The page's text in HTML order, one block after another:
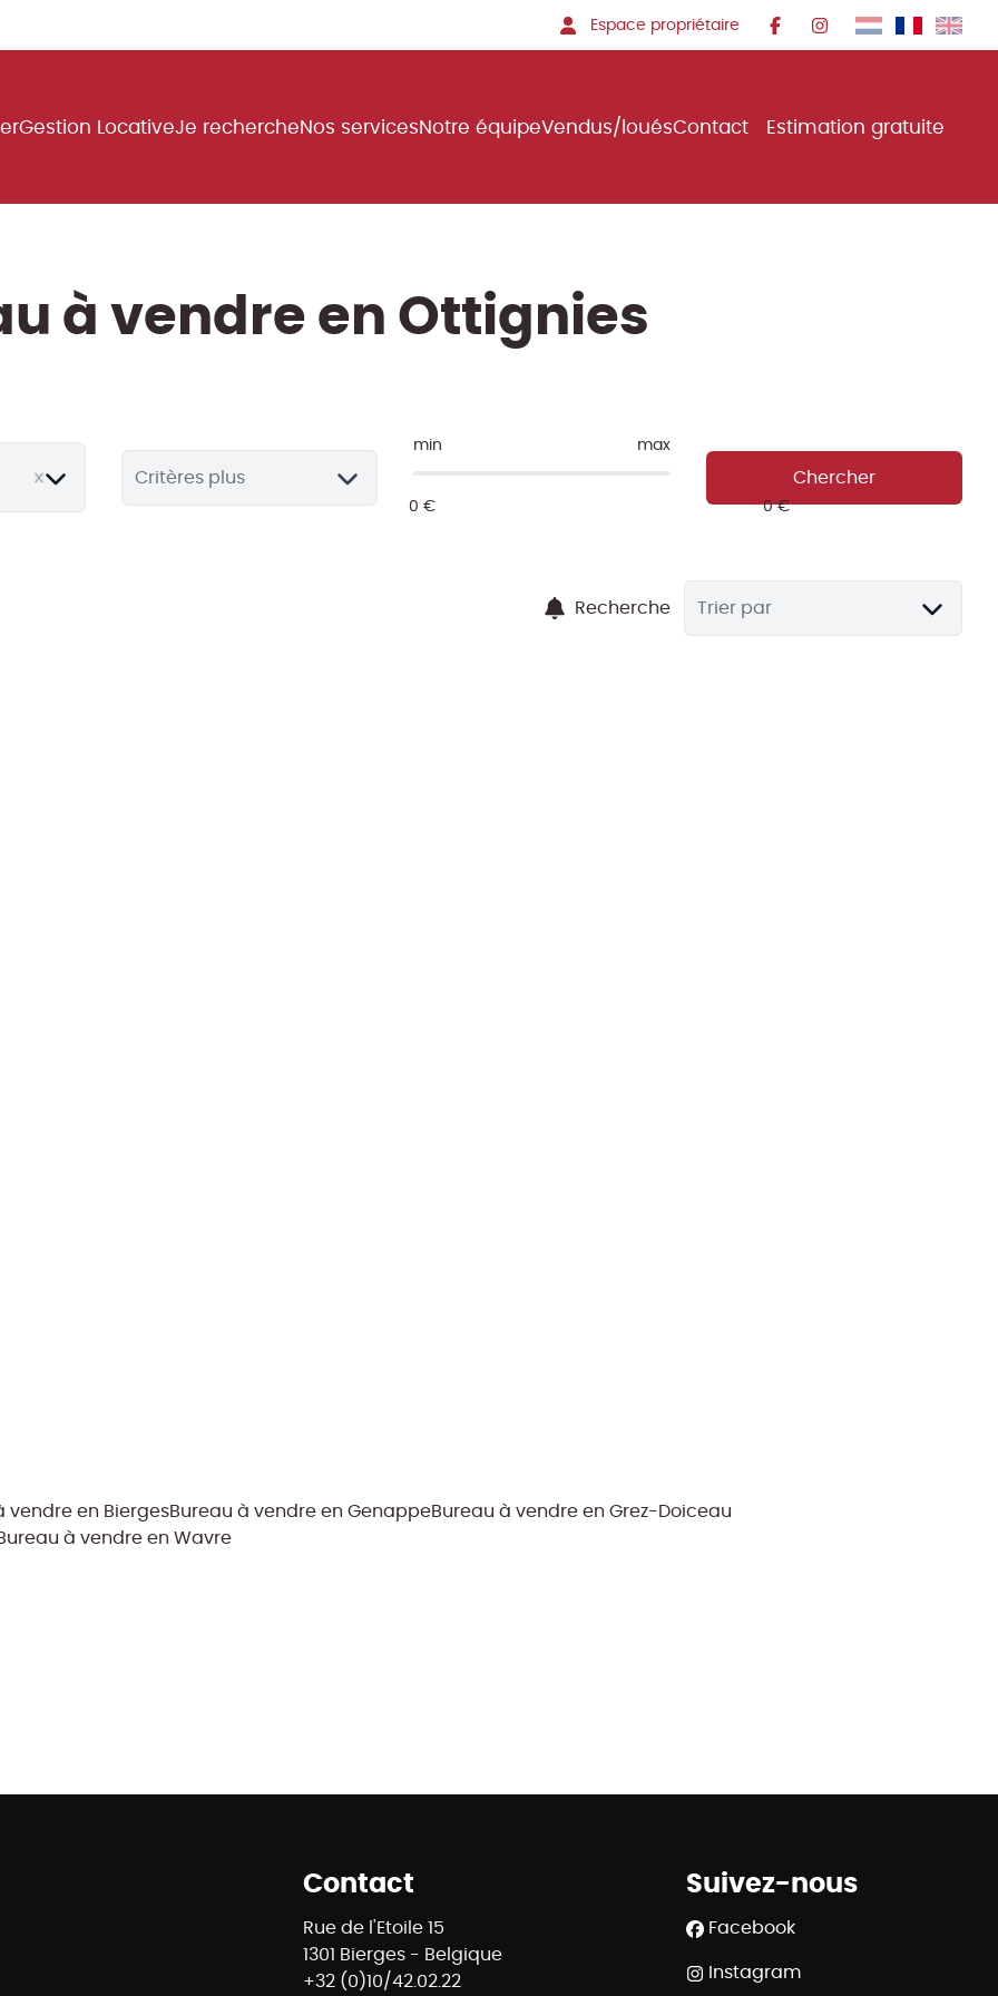
Espace propriétaire
Gestion LocativeJe rechercheNos servicesNotre équipeVendus/louésContact Estimation gratuite
à vendre en Ottignies
Critères plus
min max
Chercher
Recherche Trier par
vendre en BiergesBureau à vendre en GenappeBureau à vendre en Grez-Doiceau
à vendre en Wavre
Contact
Rue de l'Etoile 15
1301 Bierges - Belgique
+32 (0)10/42.02.22
Suivez-nous
Facebook
Instagram